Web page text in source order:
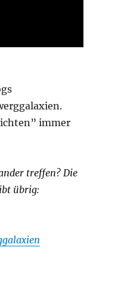
immer
treffen? Die
übrig: